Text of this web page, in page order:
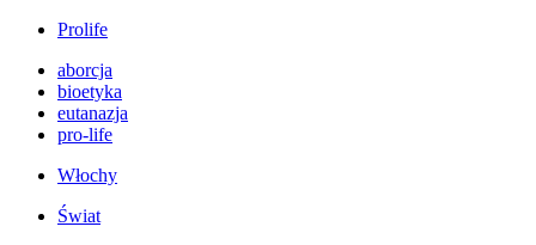
Prolife
aborcja
bioetyka
eutanazja
pro-life
Włochy
Świat